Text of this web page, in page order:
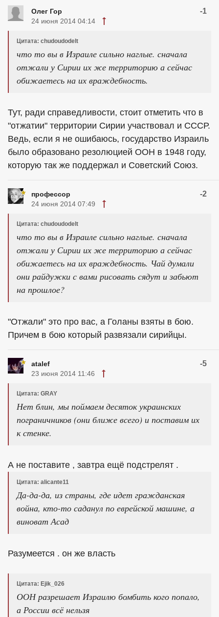
Олег Гор -1
24 июня 2014 04:14
Цитата: chudoudodelt
что то вы в Израиле сильно наглые. сначала
отжали у Сирии их же территорию а сейчас
обижаетесь на их враждебность.
Тут, ради справедливости, стоит отметить что в
"отжатии" территории Сирии участвовал и СССР.
Ведь, если я не ошибаюсь, государство Израиль
было образовано резолюцией ООН в 1948 году,
которую так же поддержал и Советский Союз.
профессор -2
24 июня 2014 07:49
Цитата: chudoudodelt
что то вы в Израиле сильно наглые. сначала
отжали у Сирии их же территорию а сейчас
обижаетесь на их враждебность. Чай думали
они райдужки с вами рисовать сядут и забьют
на прошлое?
"Отжали" это про вас, а Голаны взяты в бою.
Причем в бою который развязали сирийцы.
atalef -5
23 июня 2014 11:46
Цитата: GRAY
Нет блин, мы поймаем десяток украинских
пограничников (они ближе всего) и поставим их
к стенке.
А не поставите , завтра ещё подстрелят .
Цитата: alicante11
Да-да-да, из страны, где идет гражданская
война, кто-то саданул по еврейской машине, а
виноват Асад
Разумеется . он же власть
Цитата: Ejik_026
ООН разрешает Израилю бомбить кого попало,
а России всё нельзя